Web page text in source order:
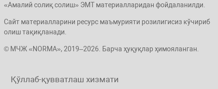
«Амалий солиқ солиш» ЭМТ материалларидан фойдаланилди.
Сайт материалларини ресурс маъмурияти розилигисиз кўчириб
олиш тақиқланади.
© МЧЖ «NORMA», 2019–2026. Барча ҳуқуқлар ҳимояланган.
Қўллаб-қувватлаш хизмати